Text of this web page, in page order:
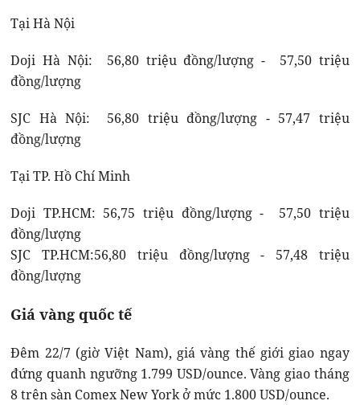
Tại Hà Nội
Doji Hà Nội: 56,80 triệu đồng/lượng - 57,50 triệu
đồng/lượng
SJC Hà Nội: 56,80 triệu đồng/lượng - 57,47 triệu
đồng/lượng
Tại TP. Hồ Chí Minh
Doji TP.HCM: 56,75 triệu đồng/lượng - 57,50 triệu
đồng/lượng
SJC TP.HCM:56,80 triệu đồng/lượng - 57,48 triệu
đồng/lượng
Giá vàng quốc tế
Đêm 22/7 (giờ Việt Nam), giá vàng thế giới giao ngay
đứng quanh ngưỡng 1.799 USD/ounce. Vàng giao tháng
8 trên sàn Comex New York ở mức 1.800 USD/ounce.